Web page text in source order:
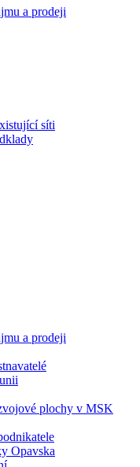
a prodeji
síti
a prodeji
plochy v MSK
Opavska